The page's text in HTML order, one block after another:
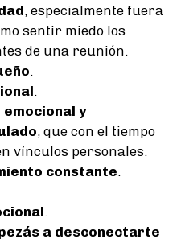
, especialmente fuera
sentir miedo los
de una reunión.
.
.
y
, que con el tiempo
vínculos personales.
constante.
.
a desconectarte